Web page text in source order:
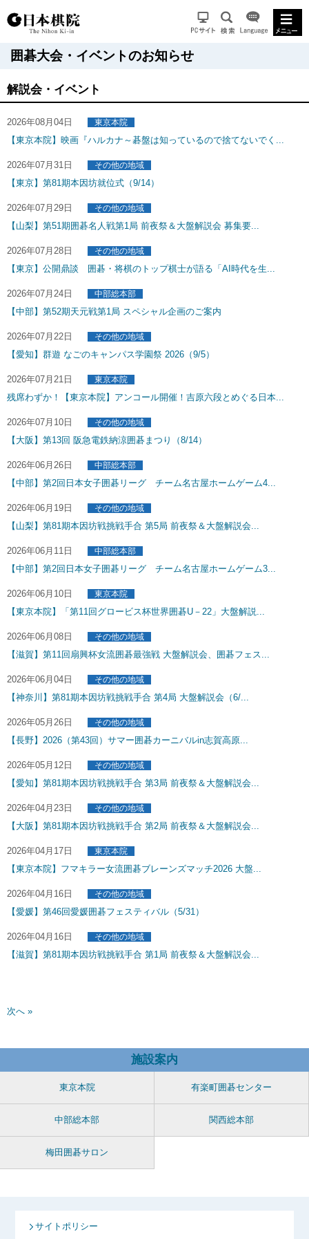
囲碁大会・イベントのお知らせ
解説会・イベント
2026年08月04日 東京本院
【東京本院】映画『ハルカナ～碁盤は知っているので捨てないでく...
2026年07月31日 その他の地域
【東京】第81期本因坊就位式（9/14）
2026年07月29日 その他の地域
【山梨】第51期囲碁名人戦第1局 前夜祭＆大盤解説会 募集要...
2026年07月28日 その他の地域
【東京】公開鼎談 囲碁・将棋のトップ棋士が語る「AI時代を生...
2026年07月24日 中部総本部
【中部】第52期天元戦第1局 スペシャル企画のご案内
2026年07月22日 その他の地域
【愛知】群遊 なごのキャンパス学園祭 2026（9/5）
2026年07月21日 東京本院
残席わずか！【東京本院】アンコール開催！吉原六段とめぐる日本...
2026年07月10日 その他の地域
【大阪】第13回 阪急電鉄納涼囲碁まつり（8/14）
2026年06月26日 中部総本部
【中部】第2回日本女子囲碁リーグ チーム名古屋ホームゲーム4...
2026年06月19日 その他の地域
【山梨】第81期本因坊戦挑戦手合 第5局 前夜祭＆大盤解説会...
2026年06月11日 中部総本部
【中部】第2回日本女子囲碁リーグ チーム名古屋ホームゲーム3...
2026年06月10日 東京本院
【東京本院】「第11回グロービス杯世界囲碁U－22」大盤解説...
2026年06月08日 その他の地域
【滋賀】第11回扇興杯女流囲碁最強戦 大盤解説会、囲碁フェス...
2026年06月04日 その他の地域
【神奈川】第81期本因坊戦挑戦手合 第4局 大盤解説会（6/...
2026年05月26日 その他の地域
【長野】2026（第43回）サマー囲碁カーニバルin志賀高原...
2026年05月12日 その他の地域
【愛知】第81期本因坊戦挑戦手合 第3局 前夜祭＆大盤解説会...
2026年04月23日 その他の地域
【大阪】第81期本因坊戦挑戦手合 第2局 前夜祭＆大盤解説会...
2026年04月17日 東京本院
【東京本院】フマキラー女流囲碁ブレーンズマッチ2026 大盤...
2026年04月16日 その他の地域
【愛媛】第46回愛媛囲碁フェスティバル（5/31）
2026年04月16日 その他の地域
【滋賀】第81期本因坊戦挑戦手合 第1局 前夜祭＆大盤解説会...
次へ »
施設案内
東京本院 有楽町囲碁センター
中部総本部 関西総本部
梅田囲碁サロン
サイトポリシー